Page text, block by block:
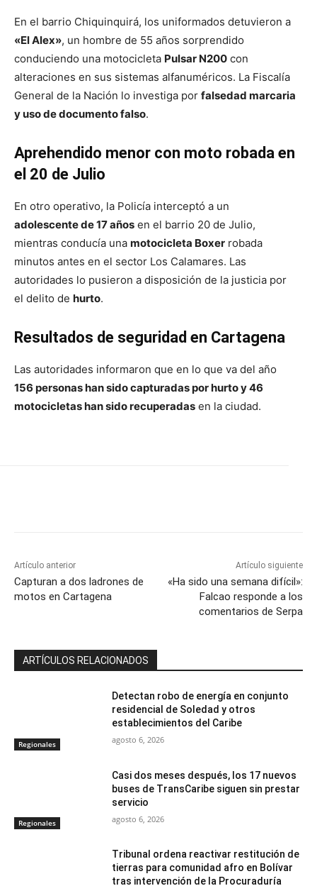
En el barrio Chiquinquirá, los uniformados detuvieron a
«El Alex», un hombre de 55 años sorprendido
conduciendo una motocicleta Pulsar N200 con
alteraciones en sus sistemas alfanuméricos. La Fiscalía
General de la Nación lo investiga por falsedad marcaria
y uso de documento falso.
Aprehendido menor con moto robada en
el 20 de Julio
En otro operativo, la Policía interceptó a un
adolescente de 17 años en el barrio 20 de Julio,
mientras conducía una motocicleta Boxer robada
minutos antes en el sector Los Calamares. Las
autoridades lo pusieron a disposición de la justicia por
el delito de hurto.
Resultados de seguridad en Cartagena
Las autoridades informaron que en lo que va del año
156 personas han sido capturadas por hurto y 46
motocicletas han sido recuperadas en la ciudad.
Artículo anterior
Capturan a dos ladrones de
motos en Cartagena
Artículo siguiente
«Ha sido una semana difícil»:
Falcao responde a los
comentarios de Serpa
ARTÍCULOS RELACIONADOS
Regionales
Detectan robo de energía en conjunto
residencial de Soledad y otros
establecimientos del Caribe
agosto 6, 2026
Regionales
Casi dos meses después, los 17 nuevos
buses de TransCaribe siguen sin prestar
servicio
agosto 6, 2026
Tribunal ordena reactivar restitución de
tierras para comunidad afro en Bolívar
tras intervención de la Procuraduría